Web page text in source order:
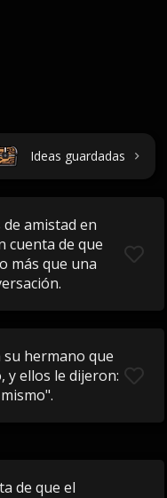
Ideas guardadas
amistad en
cuenta de que
más que una
su hermano que
y ellos le dijeron:
de que el